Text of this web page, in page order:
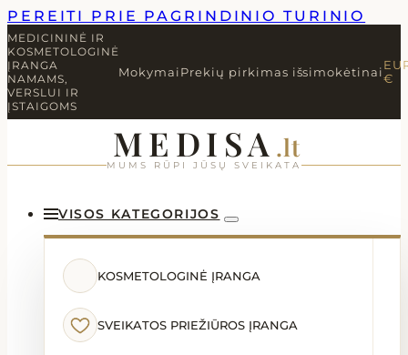
PEREITI PRIE PAGRINDINIO TURINIO
MEDICININĖ IR
KOSMETOLOGINĖ
ĮRANGA
NAMAMS,
VERSLUI IR
ĮSTAIGOMS
Mokymai Prekių pirkimas išsimokėtinai€
MEDISA .lt
MUMS RŪPI JŪSŲ SVEIKATA
VISOS KATEGORIJOS
KOSMETOLOGINĖ ĮRANGA
SVEIKATOS PRIEŽIŪROS ĮRANGA